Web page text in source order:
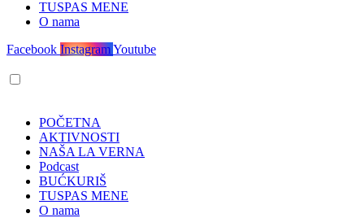
TUSPAS MENE
O nama
Facebook InstagramYoutube
POČETNA
AKTIVNOSTI
NAŠA LA VERNA
Podcast
BUĆKURIŠ
TUSPAS MENE
O nama